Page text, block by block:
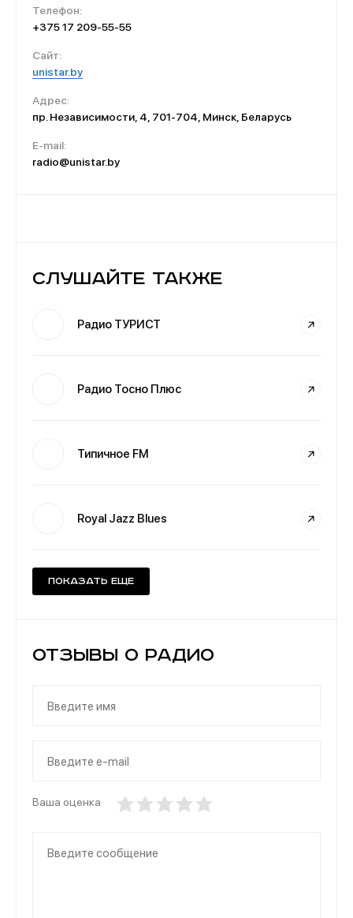
Телефон:
+375 17 209-55-55
Сайт:
unistar.by
Адрес:
пр. Независимости, 4, 701-704, Минск, Беларусь
E-mail:
radio@unistar.by
Слушайте также
Радио ТУРИСТ
Радио Тосно Плюс
Типичное FM
Royal Jazz Blues
Показать еще
Отзывы о Радио
Ваша оценка